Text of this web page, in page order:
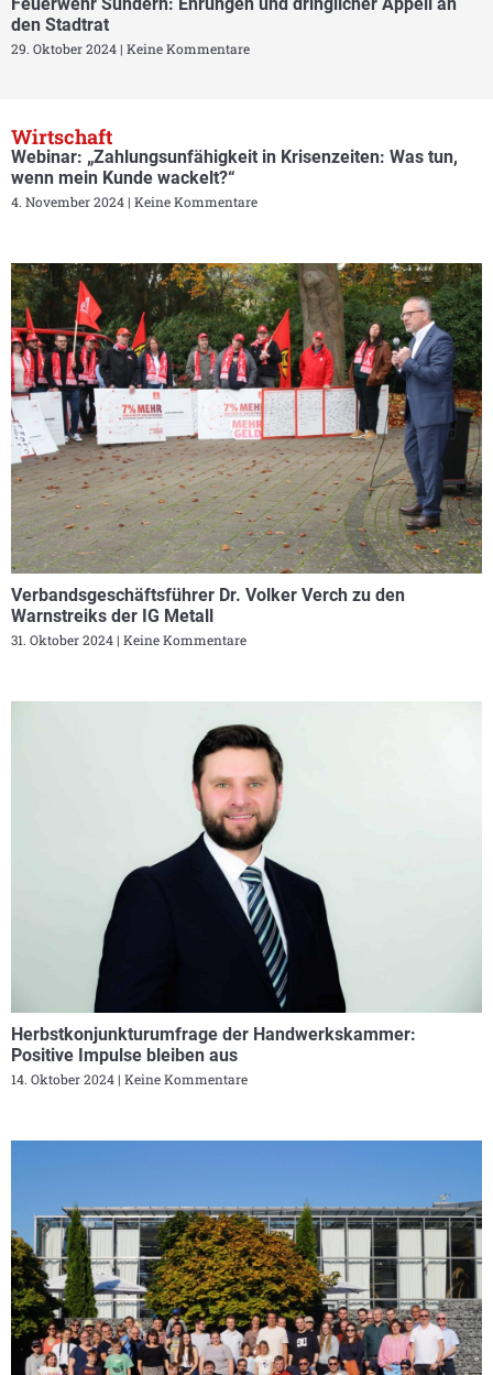
den Stadtrat
29. Oktober 2024 Keine Kommentare
Wirtschaft
Webinar: „Zahlungsunfähigkeit in Krisenzeiten: Was tun,
wenn mein Kunde wackelt?“
4. November 2024 Keine Kommentare
Verbandsgeschäftsführer Dr. Volker Verch zu den
Warnstreiks der IG Metall
31. Oktober 2024 Keine Kommentare
Herbstkonjunkturumfrage der Handwerkskammer:
Positive Impulse bleiben aus
14. Oktober 2024 Keine Kommentare